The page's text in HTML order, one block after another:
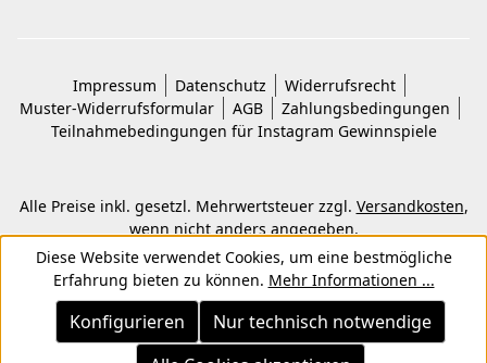
Impressum Datenschutz
Widerrufsrecht
Muster-Widerrufsformular
AGB
Zahlungsbedingungen
Teilnahmebedingungen für Instagram Gewinnspiele
Alle Preise inkl. gesetzl. Mehrwertsteuer zzgl. Versandkosten,
wenn nicht anders angegeben.
© 2026 Copyright © Kwon KG. Alle Rechte vorbehalten.
Diese Website verwendet Cookies, um eine bestmögliche
Erfahrung bieten zu können. Mehr Informationen ...
Nur technisch notwendige
Konfigurieren